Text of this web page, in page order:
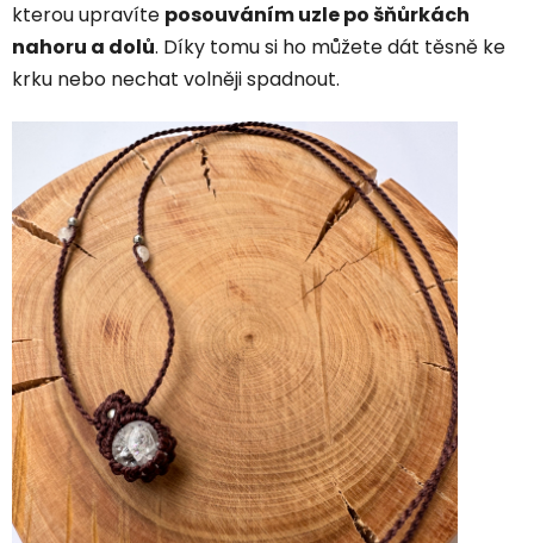
kterou upravíte posouváním uzle po šňůrkách
nahoru a dolů. Díky tomu si ho můžete dát těsně ke
krku nebo nechat volněji spadnout.